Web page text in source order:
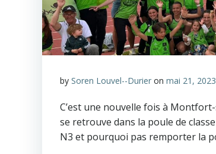
by Soren Louvel--Durier on mai 21, 2023
C’est une nouvelle fois à
se retrouve dans la poule de
N3 et pourquoi pas remporter la